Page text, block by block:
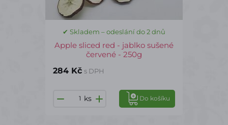
✔ Skladem – odeslání do 2 dnů
Apple sliced red - jablko sušené
červené - 250g
284 Kč s DPH
ks Do košíku